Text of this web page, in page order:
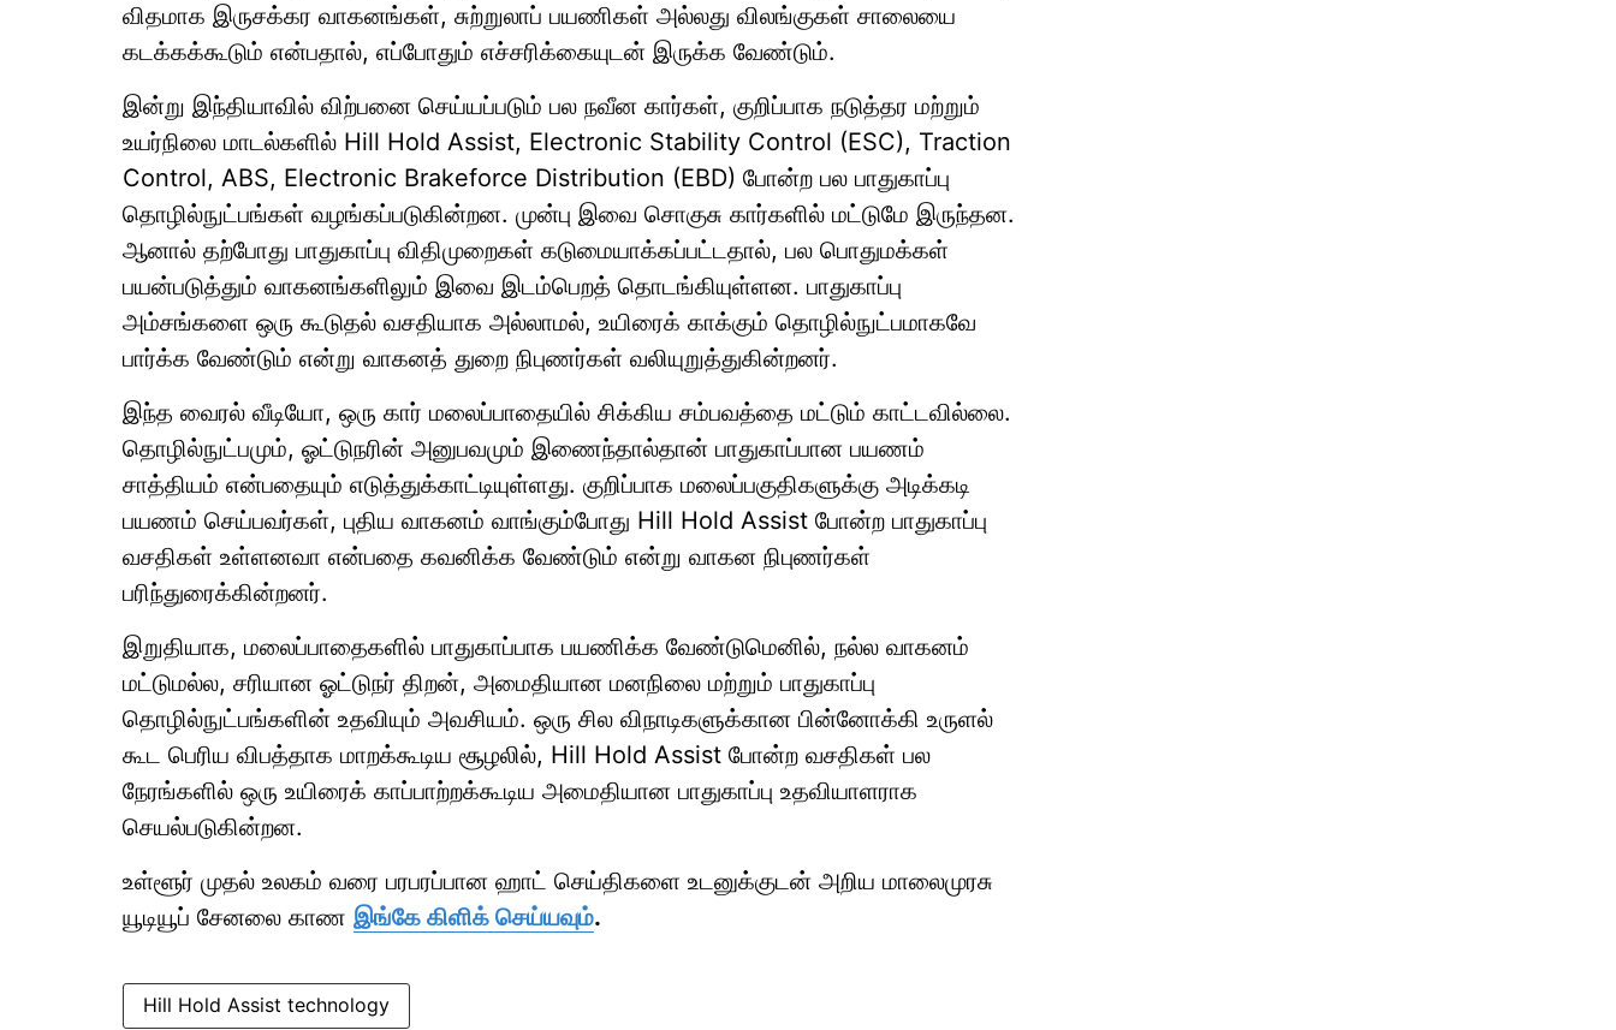
விதமாக இருசக்கர வாகனங்கள், சுற்றுலாப் பயணிகள் அல்லது விலங்குகள் சாலையை
கடக்கக்கூடும் என்பதால், எப்போதும் எச்சரிக்கையுடன் இருக்க வேண்டும்.
இன்று இந்தியாவில் விற்பனை செய்யப்படும் பல நவீன கார்கள், குறிப்பாக நடுத்தர மற்றும்
உயர்நிலை மாடல்களில் Hill Hold Assist, Electronic Stability Control (ESC), Traction
Control, ABS, Electronic Brakeforce Distribution (EBD) போன்ற பல பாதுகாப்பு
தொழில்நுட்பங்கள் வழங்கப்படுகின்றன. முன்பு இவை சொகுசு கார்களில் மட்டுமே இருந்தன.
ஆனால் தற்போது பாதுகாப்பு விதிமுறைகள் கடுமையாக்கப்பட்டதால், பல பொதுமக்கள்
பயன்படுத்தும் வாகனங்களிலும் இவை இடம்பெறத் தொடங்கியுள்ளன. பாதுகாப்பு
அம்சங்களை ஒரு கூடுதல் வசதியாக அல்லாமல், உயிரைக் காக்கும் தொழில்நுட்பமாகவே
பார்க்க வேண்டும் என்று வாகனத் துறை நிபுணர்கள் வலியுறுத்துகின்றனர்.
இந்த வைரல் வீடியோ, ஒரு கார் மலைப்பாதையில் சிக்கிய சம்பவத்தை மட்டும் காட்டவில்லை.
தொழில்நுட்பமும், ஓட்டுநரின் அனுபவமும் இணைந்தால்தான் பாதுகாப்பான பயணம்
சாத்தியம் என்பதையும் எடுத்துக்காட்டியுள்ளது. குறிப்பாக மலைப்பகுதிகளுக்கு அடிக்கடி
பயணம் செய்பவர்கள், புதிய வாகனம் வாங்கும்போது Hill Hold Assist போன்ற பாதுகாப்பு
வசதிகள் உள்ளனவா என்பதை கவனிக்க வேண்டும் என்று வாகன நிபுணர்கள்
பரிந்துரைக்கின்றனர்.
இறுதியாக, மலைப்பாதைகளில் பாதுகாப்பாக பயணிக்க வேண்டுமெனில், நல்ல வாகனம்
மட்டுமல்ல, சரியான ஓட்டுநர் திறன், அமைதியான மனநிலை மற்றும் பாதுகாப்பு
தொழில்நுட்பங்களின் உதவியும் அவசியம். ஒரு சில விநாடிகளுக்கான பின்னோக்கி உருளல்
கூட பெரிய விபத்தாக மாறக்கூடிய சூழலில், Hill Hold Assist போன்ற வசதிகள் பல
நேரங்களில் ஒரு உயிரைக் காப்பாற்றக்கூடிய அமைதியான பாதுகாப்பு உதவியாளராக
செயல்படுகின்றன.
உள்ளூர் முதல் உலகம் வரை பரபரப்பான ஹாட் செய்திகளை உடனுக்குடன் அறிய மாலைமுரசு
யூடியூப் சேனலை காண இங்கே கிளிக் செய்யவும்.
Hill Hold Assist technology